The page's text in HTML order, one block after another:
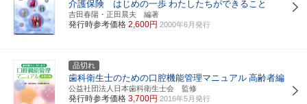
介護保険 はじめの一歩 わたしたちができること
吉田春陽・正田晨夫 編著
発行時参考価格 2,600円 2000年6月発行
品切れ
歯科衛生士のための口腔機能管理マニュアル 高齢者編
公益社団法人日本歯科衛生士会 監修
発行時参考価格 3,700円 2016年5月発行